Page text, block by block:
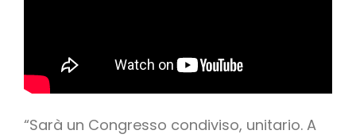
“Sarà un Congresso condiviso, unitario. A